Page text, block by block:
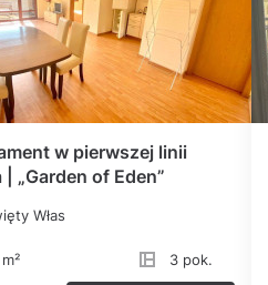
w pierwszej linii
| „Garden of Eden”
Włas
3 pok.